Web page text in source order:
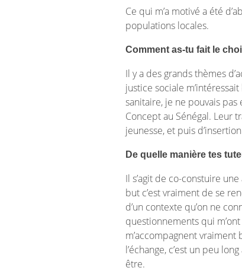
Ce qui m’a motivé a été
populations locales.
Comment as-tu fait le
Il y a des grands thèmes
justice sociale
sanitaire, je ne pouvais
Concept au Sénégal. Leur
jeunesse, et puis
De quelle manière tes
Il s’agit de co-constuire
but c’est vraiment de se
d’un contexte qu’on ne
questionnements qui
m’accompagnent
l’échange, c’est un peu
être.